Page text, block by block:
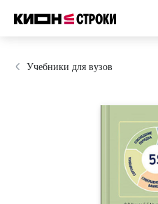
Учебники для вузов